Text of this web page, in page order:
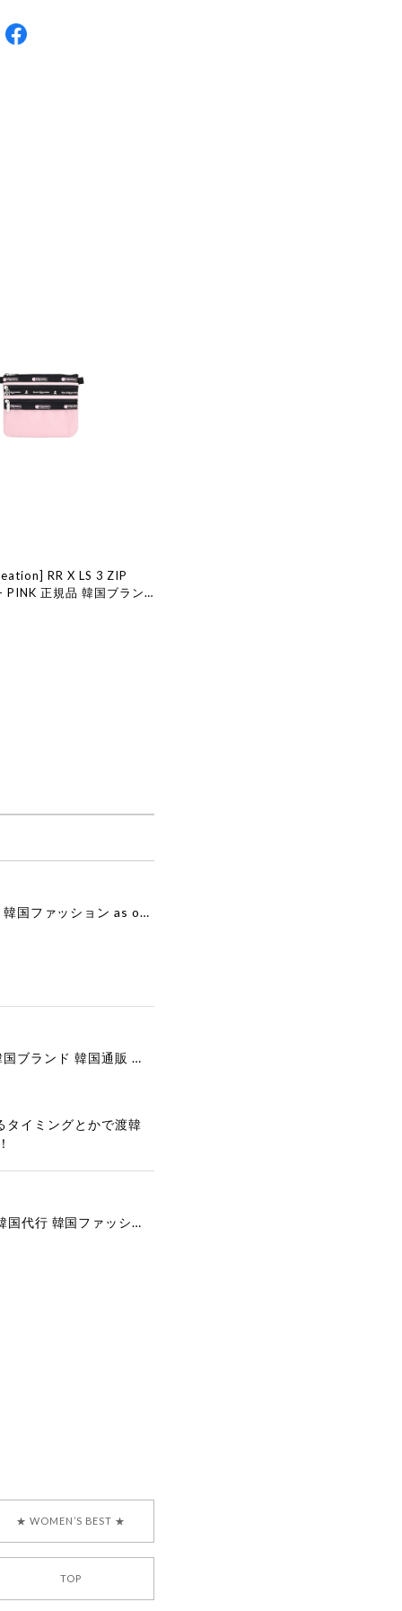
RR X LS 3 ZIP
PINK 正規品 韓国ブラン
ション
[as”on] BONITA MINI BAG / BLACK 正規品 韓国ブランド 韓国通販 韓国代行 韓国ファッション as on ason エズオン アズオン
[COOR][WOMEN] Faux Suede Three-Button Blazer (Dark Brown) 正規品 韓国ブランド 韓国通販 韓国代行 韓国ファッション クール クーア クアー 日本 店舗
タイミングとかで渡韓
[COYSEIO] COY BUMBLE SNEAKERS GREY 正規品 韓国ブランド 韓国通販 韓国代行 韓国ファッション コイセイオ 日本 店舗
★ WOMEN’S BEST ★
TOP